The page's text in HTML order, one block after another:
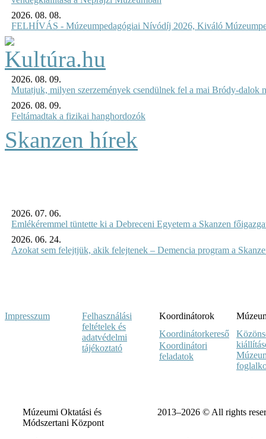
2026. 08. 08.
FELHÍVÁS - Múzeumpedagógiai Nívódíj 2026, Kiváló
2026. 08. 09.
Mutatjuk, milyen szerzemények csendülnek fel a mai Bródy-dalok
2026. 08. 09.
Feltámadtak a fizikai hanghordozók
Skanzen hírek
2026. 07. 06.
Emlékéremmel tüntette ki a Debreceni Egyetem a Skanzen
2026. 06. 24.
Azokat sem felejtjük, akik felejtenek – Demencia program a
Impresszum
Felhasználási
feltételek és
adatvédelmi
tájékoztató
Koordinátorok
Koordinátorkereső
Koordinátori
feladatok
Múzeumi Oktatási és
Módszertani Központ
2013–2026 © All rights